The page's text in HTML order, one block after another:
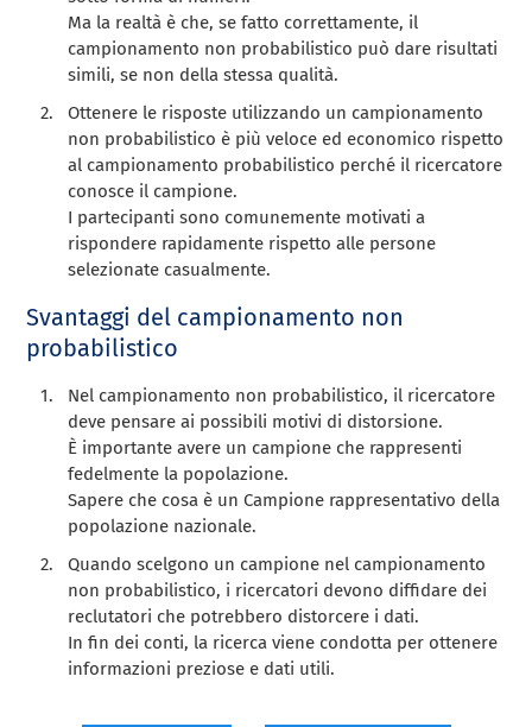
Ma la realtà è che, se fatto correttamente, il
campionamento non probabilistico può dare risultati
simili, se non della stessa qualità.
Ottenere le risposte utilizzando un campionamento
non probabilistico è più veloce ed economico rispetto
al campionamento probabilistico perché il ricercatore
conosce il campione.
I partecipanti sono comunemente motivati a
rispondere rapidamente rispetto alle persone
selezionate casualmente.
Svantaggi del campionamento non
probabilistico
Nel campionamento non probabilistico, il ricercatore
deve pensare ai possibili motivi di distorsione.
È importante avere un campione che rappresenti
fedelmente la popolazione.
Sapere che cosa è unCampione rappresentativo della
popolazione nazionale.
Quando scelgono un campione nel campionamento
non probabilistico, i ricercatori devono diffidare dei
reclutatori che potrebbero distorcere i dati.
In fin dei conti, la ricerca viene condotta per ottenere
informazioni preziose e dati utili.